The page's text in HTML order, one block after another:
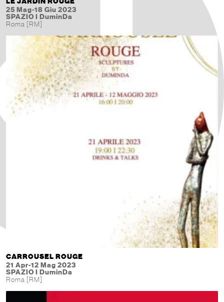
25 Mag-18 Giu 2023
SPAZIO I DuminDa
Roma [RM]
CARROUSEL ROUGE
21 Apr-12 Mag 2023
SPAZIO I DuminDa
Roma [RM]